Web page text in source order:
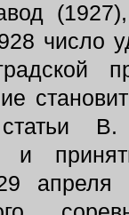
число
В.
и